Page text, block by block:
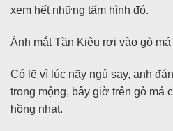
xem hết những tấm hình đó.
Ánh mắt Tần Kiêu rơi vào gò má
Có lẽ vì lúc nãy ngủ say, anh
trong mộng, bây giờ trên gò má
hồng nhạt.